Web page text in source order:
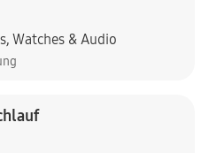
, Watches & Audio